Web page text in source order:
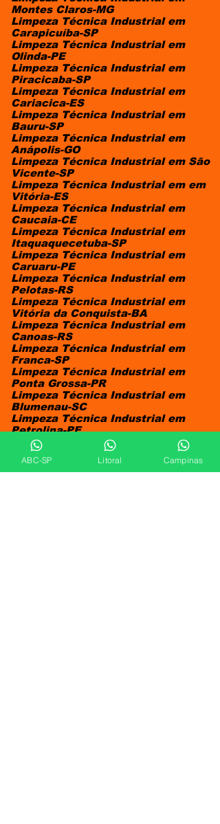
Montes Claros-MG
Limpeza Técnica Industrial em
Carapicuíba-SP
Limpeza Técnica Industrial em
Olinda-PE
Limpeza Técnica Industrial em
Piracicaba-SP
Limpeza Técnica Industrial em
Cariacica-ES
Limpeza Técnica Industrial em
Bauru-SP
Limpeza Técnica Industrial em
Anápolis-GO
Limpeza Técnica Industrial em São
Vicente-SP
Limpeza Técnica Industrial em em
Vitória-ES
Limpeza Técnica Industrial em
Caucaia-CE
Limpeza Técnica Industrial em
Itaquaquecetuba-SP
Limpeza Técnica Industrial em
Caruaru-PE
Limpeza Técnica Industrial em
Pelotas-RS
Limpeza Técnica Industrial em
Vitória da Conquista-BA
Limpeza Técnica Industrial em
Canoas-RS
Limpeza Técnica Industrial em
Franca-SP
Limpeza Técnica Industrial em
Ponta Grossa-PR
Limpeza Técnica Industrial em
Blumenau-SC
Limpeza Técnica Industrial em
Petrolina-PE
Limpeza Técnica Industrial em
Paulista-PE
Limpeza Técnica Industrial em
ABC-SP Litoral Campinas